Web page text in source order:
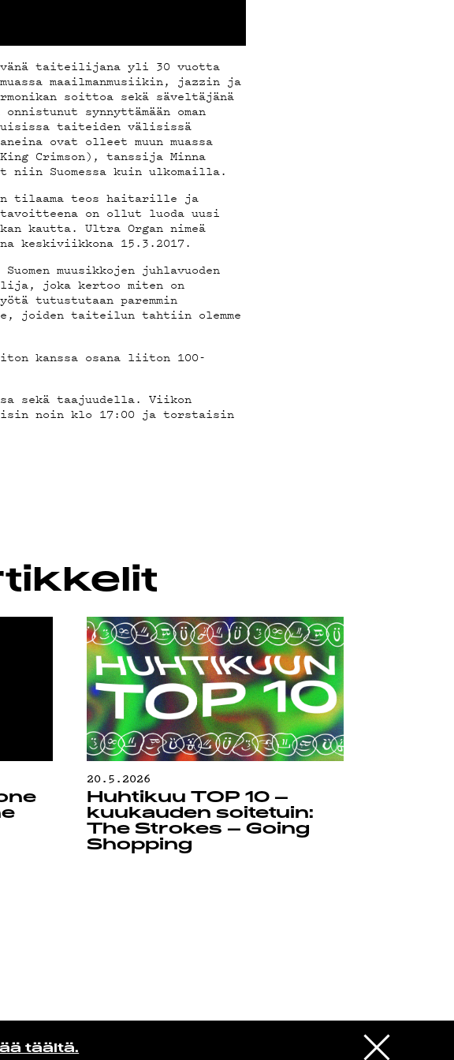
täältä.
taiteilijana yli 30 vuotta
maailmanmusiikin, jazzin ja
soittoa sekä säveltäjänä
synnyttämään oman
taiteiden välisissä
ovat olleet muun muassa
Crimson), tanssija Minna
niin Suomessa kuin ulkomailla.
tilaama teos haitarille ja
tavoitteena on ollut luoda uusi
kautta. Ultra Organ nimeä
keskiviikkona 15.3.2017.
muusikkojen juhlavuoden
joka kertoo miten on
tutustutaan paremmin
joiden taiteilun tahtiin olemme
kanssa osana liiton 100-
sekä taajuudella. Viikon
noin klo 17:00 ja torstaisin
20.5.2026
Huhtikuu TOP 10 –
kuukauden soitetuin:
The Strokes – Going
Shopping